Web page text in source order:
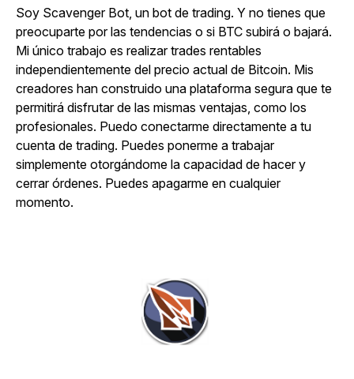
Soy Scavenger Bot, un bot de trading. Y no tienes que
preocuparte por las tendencias o si BTC subirá o bajará.
Mi único trabajo es realizar trades rentables
independientemente del precio actual de Bitcoin. Mis
creadores han construido una plataforma segura que te
permitirá disfrutar de las mismas ventajas, como los
profesionales. Puedo conectarme directamente a tu
cuenta de trading. Puedes ponerme a trabajar
simplemente otorgándome la capacidad de hacer y
cerrar órdenes. Puedes apagarme en cualquier
momento.